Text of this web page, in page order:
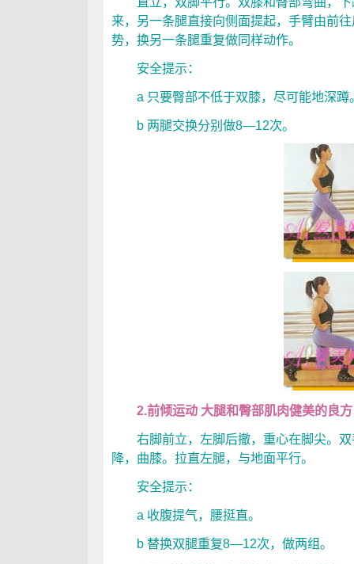
来，另一条腿直接向侧面提起，手臂由前
势，换另一条腿重复做同样动作。
安全提示：
a 只要臀部不低于双膝，尽可能地深蹲
b 两腿交换分别做8—12次。
2.前倾运动 大腿和臀部肌肉健美的良方
右脚前立，左脚后撤，重心在脚尖。双
降，曲膝。拉直左腿，与地面平行。
安全提示：
a 收腹提气，腰挺直。
b 替换双腿重复8—12次，做两组。